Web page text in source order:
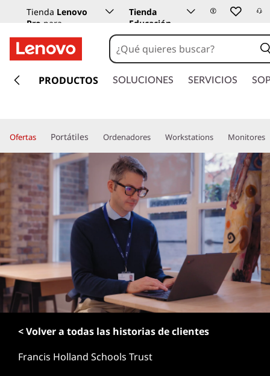
Tienda Lenovo
Pro para
empresas
Tienda
Educación
Lenovo
o
i
n
c
i
PRODUCTOS SOLUCIONES SERVICIOS
Ofertas Portátiles Ordenadores Workstations Monitores
< Volver a todas las historias de clientes
Francis Holland Schools Trust